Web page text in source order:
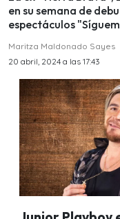
en su semana de
espectáculos
Maritza Maldonado Sayes
20 abril, 2024 a las 17:43